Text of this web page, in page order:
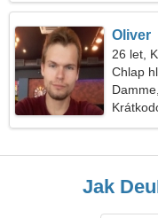
Oliver
26 let,
Chlap
Jak